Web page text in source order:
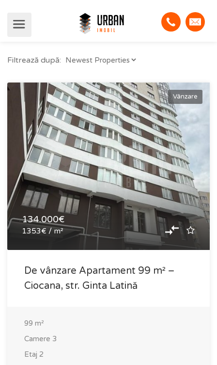
Filtrează după:
Vânzare
134.000€
1353€ / m²
De vânzare Apartament 99 m² –
Ciocana, str. Ginta Latină
99 m²
Camere 3
Etaj 2